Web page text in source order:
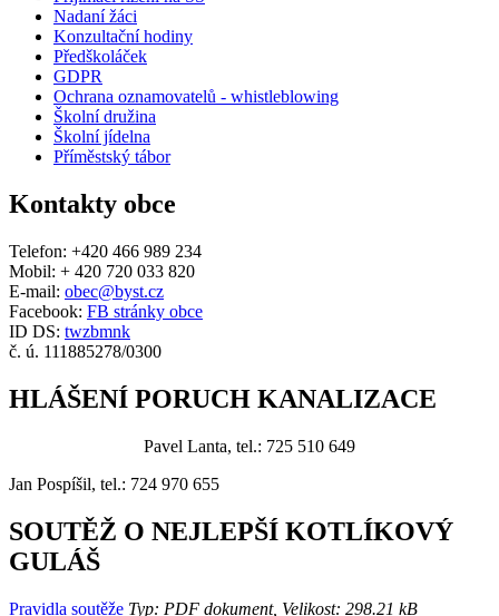
Nadaní žáci
Konzultační hodiny
Předškoláček
GDPR
Ochrana oznamovatelů - whistleblowing
Školní družina
Školní jídelna
Příměstský tábor
Kontakty obce
Telefon: +420 466 989 234
Mobil: + 420 720 033 820
E-mail: obec@byst.cz
Facebook: FB stránky obce
ID DS: twzbmnk
č. ú. 111885278/0300
HLÁŠENÍ PORUCH KANALIZACE
Pavel Lanta, tel.: 725 510 649
Jan Pospíšil, tel.: 724 970 655
SOUTĚŽ O NEJLEPŠÍ KOTLÍKOVÝ
GULÁŠ
Pravidla soutěže Typ: PDF dokument, Velikost: 298.21 kB